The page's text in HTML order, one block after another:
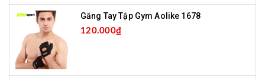
Găng Tay Tập Gym Aolike 1678
120.000₫